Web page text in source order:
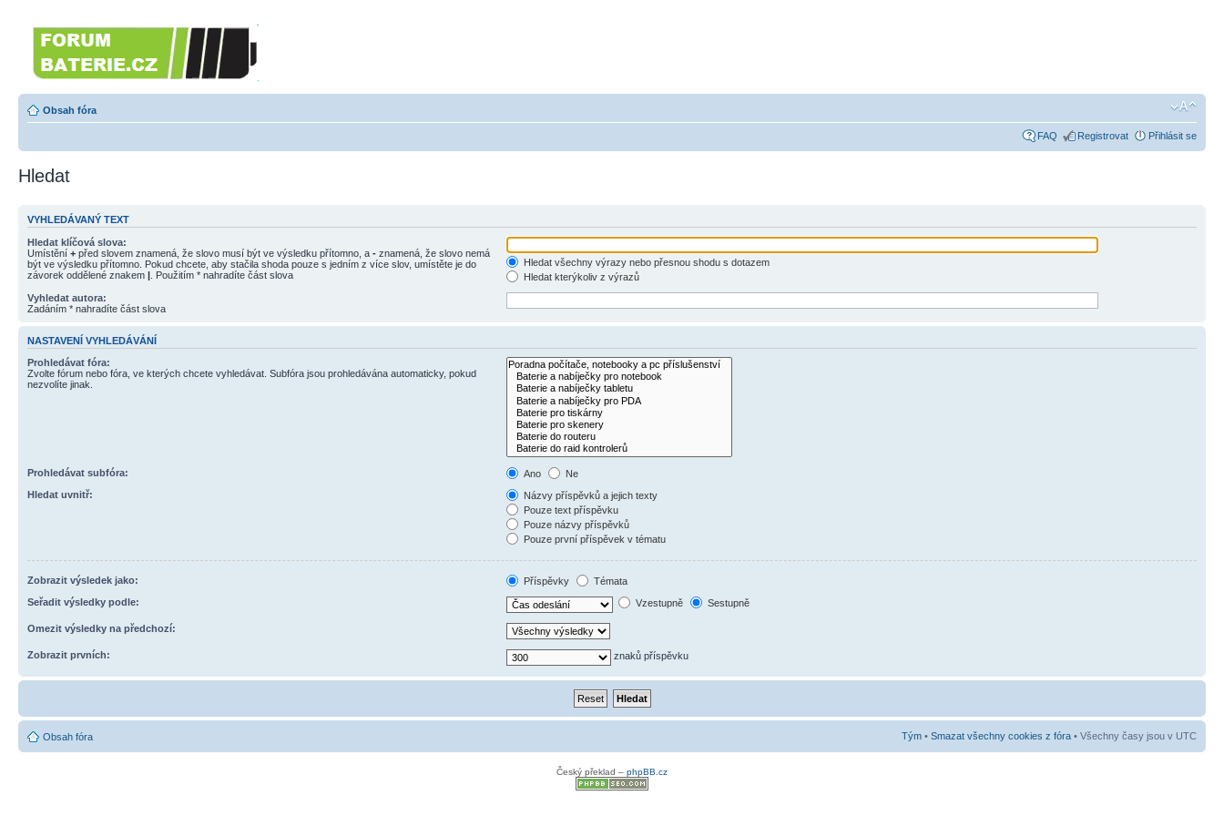
Obsah fóra
FAQ Registrovat Přihlásit se
Hledat
VYHLEDÁVANÝ TEXT
Hledat klíčová slova:
Umístění + před slovem znamená, že slovo musí být ve výsledku přítomno, a - znamená, že slovo nemá
být ve výsledku přítomno. Pokud chcete, aby stačila shoda pouze s jedním z více slov, umístěte je do
závorek oddělené znakem | . Použitím * nahradíte část slova
Hledat všechny výrazy nebo přesnou shodu s dotazem
Hledat kterýkoliv z výrazů
Vyhledat autora:
Zadáním * nahradíte část slova
NASTAVENÍ VYHLEDÁVÁNÍ
Prohledávat fóra:
Zvolte fórum nebo fóra, ve kterých chcete vyhledávat. Subfóra jsou prohledávána automaticky, pokud
nezvolíte jinak.
Prohledávat subfóra: Ano
Ne
Hledat uvnitř:
Názvy příspěvků a jejich texty
Pouze text příspěvku
Pouze názvy příspěvků
Pouze první příspěvek v tématu
Zobrazit výsledek jako: Příspěvky
Témata
Seřadit výsledky podle:
Vzestupně Sestupně
Omezit výsledky na předchozí:
Zobrazit prvních: znaků příspěvku
Obsah fóra Tým • Smazat všechny cookies z fóra • Všechny časy jsou v UTC
Český překlad – phpBB.cz